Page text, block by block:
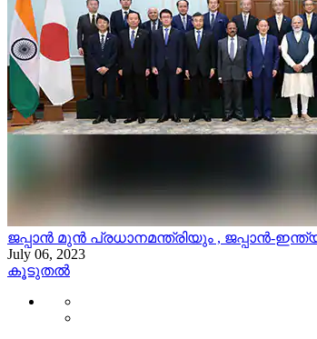
ജപ്പാൻ മുൻ പ്രധാനമന്ത്രിയും , ജപ്പാൻ-
July 06, 2023
കൂടുതൽ